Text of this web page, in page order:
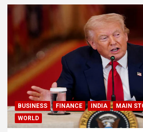
BUSINESS FINANCE INDIA MAIN
WORLD